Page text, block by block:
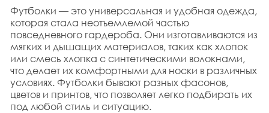
Футболки — это универсальная и удобная одежда,
которая стала неотъемлемой частью
повседневного гардероба. Они изготавливаются из
мягких и дышащих материалов, таких как хлопок
или смесь хлопка с синтетическими волокнами,
что делает их комфортными для носки в различных
условиях. Футболки бывают разных фасонов,
цветов и принтов, что позволяет легко подбирать их
под любой стиль и ситуацию.